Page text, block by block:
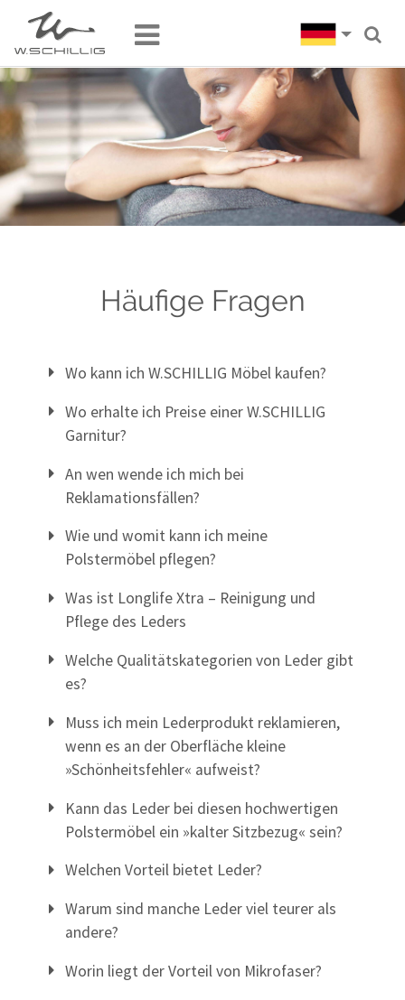
Häufige Fragen
Wo kann ich W.SCHILLIG Möbel kaufen?
Wo erhalte ich Preise einer W.SCHILLIG
Garnitur?
An wen wende ich mich bei
Reklamationsfällen?
Wie und womit kann ich meine
Polstermöbel pflegen?
Was ist Longlife Xtra – Reinigung und
Pflege des Leders
Welche Qualitätskategorien von Leder gibt
es?
Muss ich mein Lederprodukt reklamieren,
wenn es an der Oberfläche kleine
»Schönheitsfehler« aufweist?
Kann das Leder bei diesen hochwertigen
Polstermöbel ein »kalter Sitzbezug« sein?
Welchen Vorteil bietet Leder?
Warum sind manche Leder viel teurer als
andere?
Worin liegt der Vorteil von Mikrofaser?